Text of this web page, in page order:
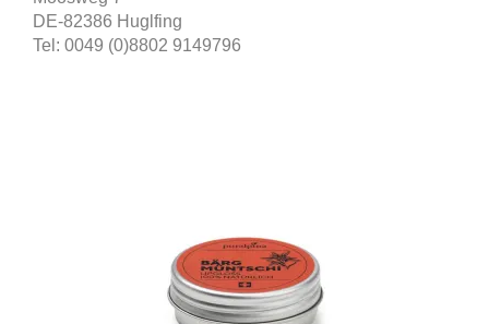
DE-82386 Huglfing
Tel: 0049 (0)8802 9149796